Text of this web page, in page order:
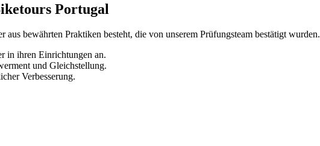
Portugal
aus bewährten Praktiken besteht, die von unserem Prüfungsteam bestätigt wurden.
in ihren Einrichtungen an.
und Gleichstellung.
Verbesserung.